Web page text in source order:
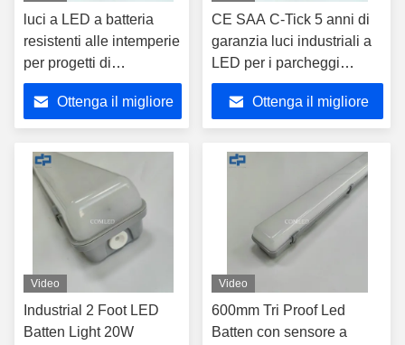
luci a LED a batteria
resistenti alle intemperie
per progetti di
ingegneria apparecchio
di luce a LED da 2 piedi
con rating di resistenza
all'acqua IP65
Parcheggi 18w batteria
a LED sottile
Ottenga il migliore
CE SAA C-Tick 5 anni di
garanzia luci industriali a
LED per i parcheggi
magazzino 18w
apparecchio di
illuminazione a tenuta di
vapore IP65 resistente alle
intemperie Batten Light
600mm luci LED lineari
per parcheggi
Ottenga il migliore
Video
Industrial 2 Foot LED
Batten Light 20W
Video
600mm Tri Proof Led
Batten con sensore a